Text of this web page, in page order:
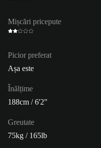
Mișcări pricepute
Picior preferat
Așa este
Înălțime
188cm / 6'2"
Greutate
75kg / 165lb